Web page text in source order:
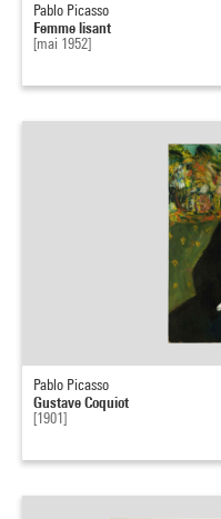
Pablo Picasso
Femme lisant
[mai 1952]
Pablo Picasso
Gustave Coquiot
[1901]